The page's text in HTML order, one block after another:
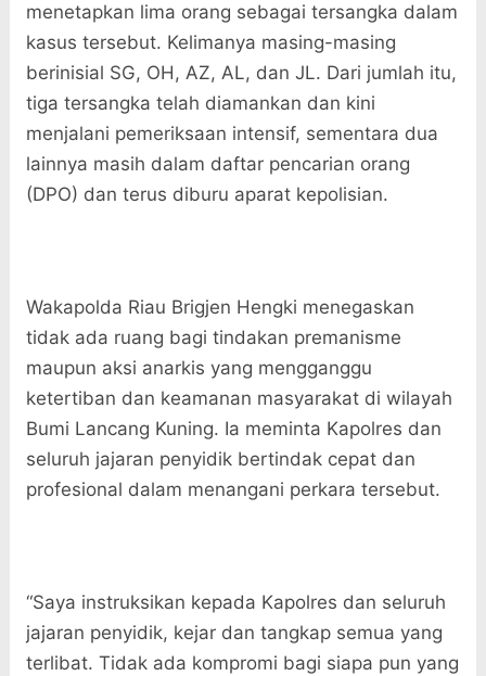
menetapkan lima orang sebagai tersangka dalam
kasus tersebut. Kelimanya masing-masing
berinisial SG, OH, AZ, AL, dan JL. Dari jumlah itu,
tiga tersangka telah diamankan dan kini
menjalani pemeriksaan intensif, sementara dua
lainnya masih dalam daftar pencarian orang
(DPO) dan terus diburu aparat kepolisian.
Wakapolda Riau Brigjen Hengki menegaskan
tidak ada ruang bagi tindakan premanisme
maupun aksi anarkis yang mengganggu
ketertiban dan keamanan masyarakat di wilayah
Bumi Lancang Kuning. Ia meminta Kapolres dan
seluruh jajaran penyidik bertindak cepat dan
profesional dalam menangani perkara tersebut.
“Saya instruksikan kepada Kapolres dan seluruh
jajaran penyidik, kejar dan tangkap semua yang
terlibat. Tidak ada kompromi bagi siapa pun yang